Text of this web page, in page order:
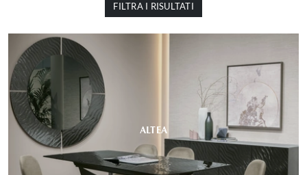
FILTRA I RISULTATI
ALTEA